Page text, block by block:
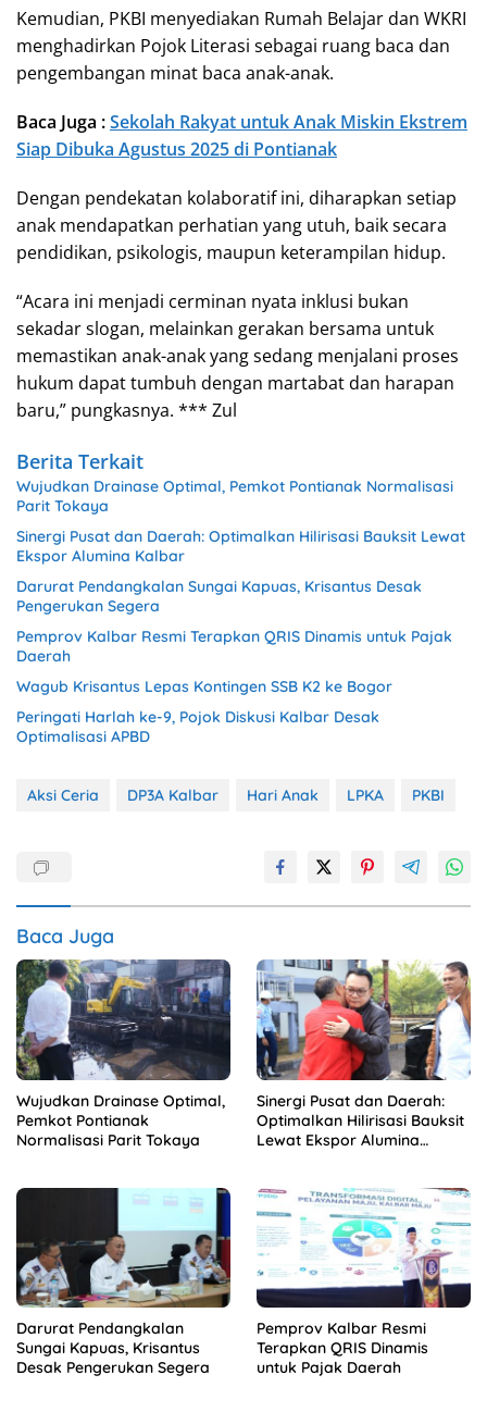
Kemudian, PKBI menyediakan Rumah Belajar dan WKRI
menghadirkan Pojok Literasi sebagai ruang baca dan
pengembangan minat baca anak-anak.
Baca Juga :Sekolah Rakyat untuk Anak Miskin Ekstrem
Siap Dibuka Agustus 2025 di Pontianak
Dengan pendekatan kolaboratif ini, diharapkan setiap
anak mendapatkan perhatian yang utuh, baik secara
pendidikan, psikologis, maupun keterampilan hidup.
“Acara ini menjadi cerminan nyata inklusi bukan
sekadar slogan, melainkan gerakan bersama untuk
memastikan anak-anak yang sedang menjalani proses
hukum dapat tumbuh dengan martabat dan harapan
baru,” pungkasnya. *** Zul
Berita Terkait
Wujudkan Drainase Optimal, Pemkot Pontianak Normalisasi
Parit Tokaya
Sinergi Pusat dan Daerah: Optimalkan Hilirisasi Bauksit Lewat
Ekspor Alumina Kalbar
Darurat Pendangkalan Sungai Kapuas, Krisantus Desak
Pengerukan Segera
Pemprov Kalbar Resmi Terapkan QRIS Dinamis untuk Pajak
Daerah
Wagub Krisantus Lepas Kontingen SSB K2 ke Bogor
Peringati Harlah ke-9, Pojok Diskusi Kalbar Desak
Optimalisasi APBD
Aksi Ceria DP3A Kalbar Hari Anak LPKA PKBI
Baca Juga
Wujudkan Drainase Optimal,
Pemkot Pontianak
Normalisasi Parit Tokaya
Sinergi Pusat dan Daerah:
Optimalkan Hilirisasi Bauksit
Lewat Ekspor Alumina
Darurat Pendangkalan
Sungai Kapuas, Krisantus
Desak Pengerukan Segera
Pemprov Kalbar Resmi
Terapkan QRIS Dinamis
untuk Pajak Daerah